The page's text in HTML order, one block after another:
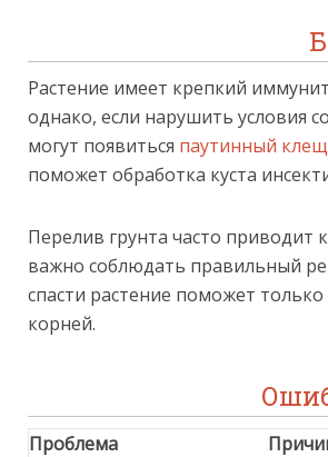
Растение имеет крепкий
однако, если нарушить условия
могут появиться паутинный клещ
поможет обработка куста
Перелив грунта часто приводит
важно соблюдать правильный
спасти растение поможет
корней.
Проблема